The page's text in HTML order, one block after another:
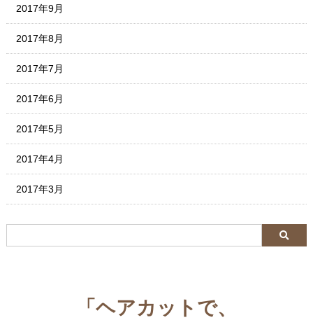
2017年9月
2017年8月
2017年7月
2017年6月
2017年5月
2017年4月
2017年3月
「ヘアカットで、